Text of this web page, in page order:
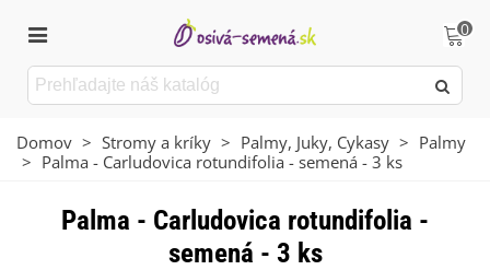
0
Domov > Stromy a kríky > Palmy, Juky, Cykasy > Palmy
> Palma - Carludovica rotundifolia - semená - 3 ks
Palma - Carludovica rotundifolia -
semená - 3 ks